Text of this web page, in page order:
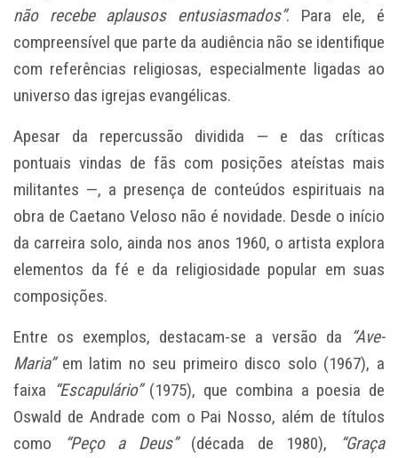
não recebe aplausos entusiasmados”. Para ele, é
compreensível que parte da audiência não se identifique
com referências religiosas, especialmente ligadas ao
universo das igrejas evangélicas.
Apesar da repercussão dividida — e das críticas
pontuais vindas de fãs com posições ateístas mais
militantes —, a presença de conteúdos espirituais na
obra de Caetano Veloso não é novidade. Desde o início
da carreira solo, ainda nos anos 1960, o artista explora
elementos da fé e da religiosidade popular em suas
composições.
Entre os exemplos, destacam-se a versão da
“Ave-
Maria”em latim no seu primeiro disco solo (1967), a
faixa “Escapulário”(1975), que combina a poesia de
Oswald de Andrade com o Pai Nosso, além de títulos
como
“Peço a Deus”(década de 1980),
“Graça